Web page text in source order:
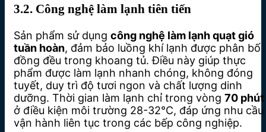
3.2. Công nghệ làm lạnh tiên tiến
Sản phẩm sử dụng công nghệ làm lạnh quạt gió
tuần hoàn, đảm bảo luồng khí lạnh được phân bố
đồng đều trong khoang tủ. Điều này giúp thực
phẩm được làm lạnh nhanh chóng, không đóng
tuyết, duy trì độ tươi ngon và chất lượng dinh
dưỡng. Thời gian làm lạnh chỉ trong vòng 70 phút
ở điều kiện môi trường 28-32°C, đáp ứng nhu cầu
vận hành liên tục trong các bếp công nghiệp.